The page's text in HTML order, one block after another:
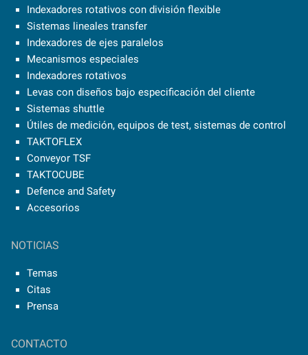
Indexadores rotativos con división flexible
Sistemas lineales transfer
Indexadores de ejes paralelos
Mecanismos especiales
Indexadores rotativos
Levas con diseños bajo especificación del cliente
Sistemas shuttle
Útiles de medición, equipos de test, sistemas de control
TAKTOFLEX
Conveyor TSF
TAKTOCUBE
Defence and Safety
Accesorios
NOTICIAS
Temas
Citas
Prensa
CONTACTO